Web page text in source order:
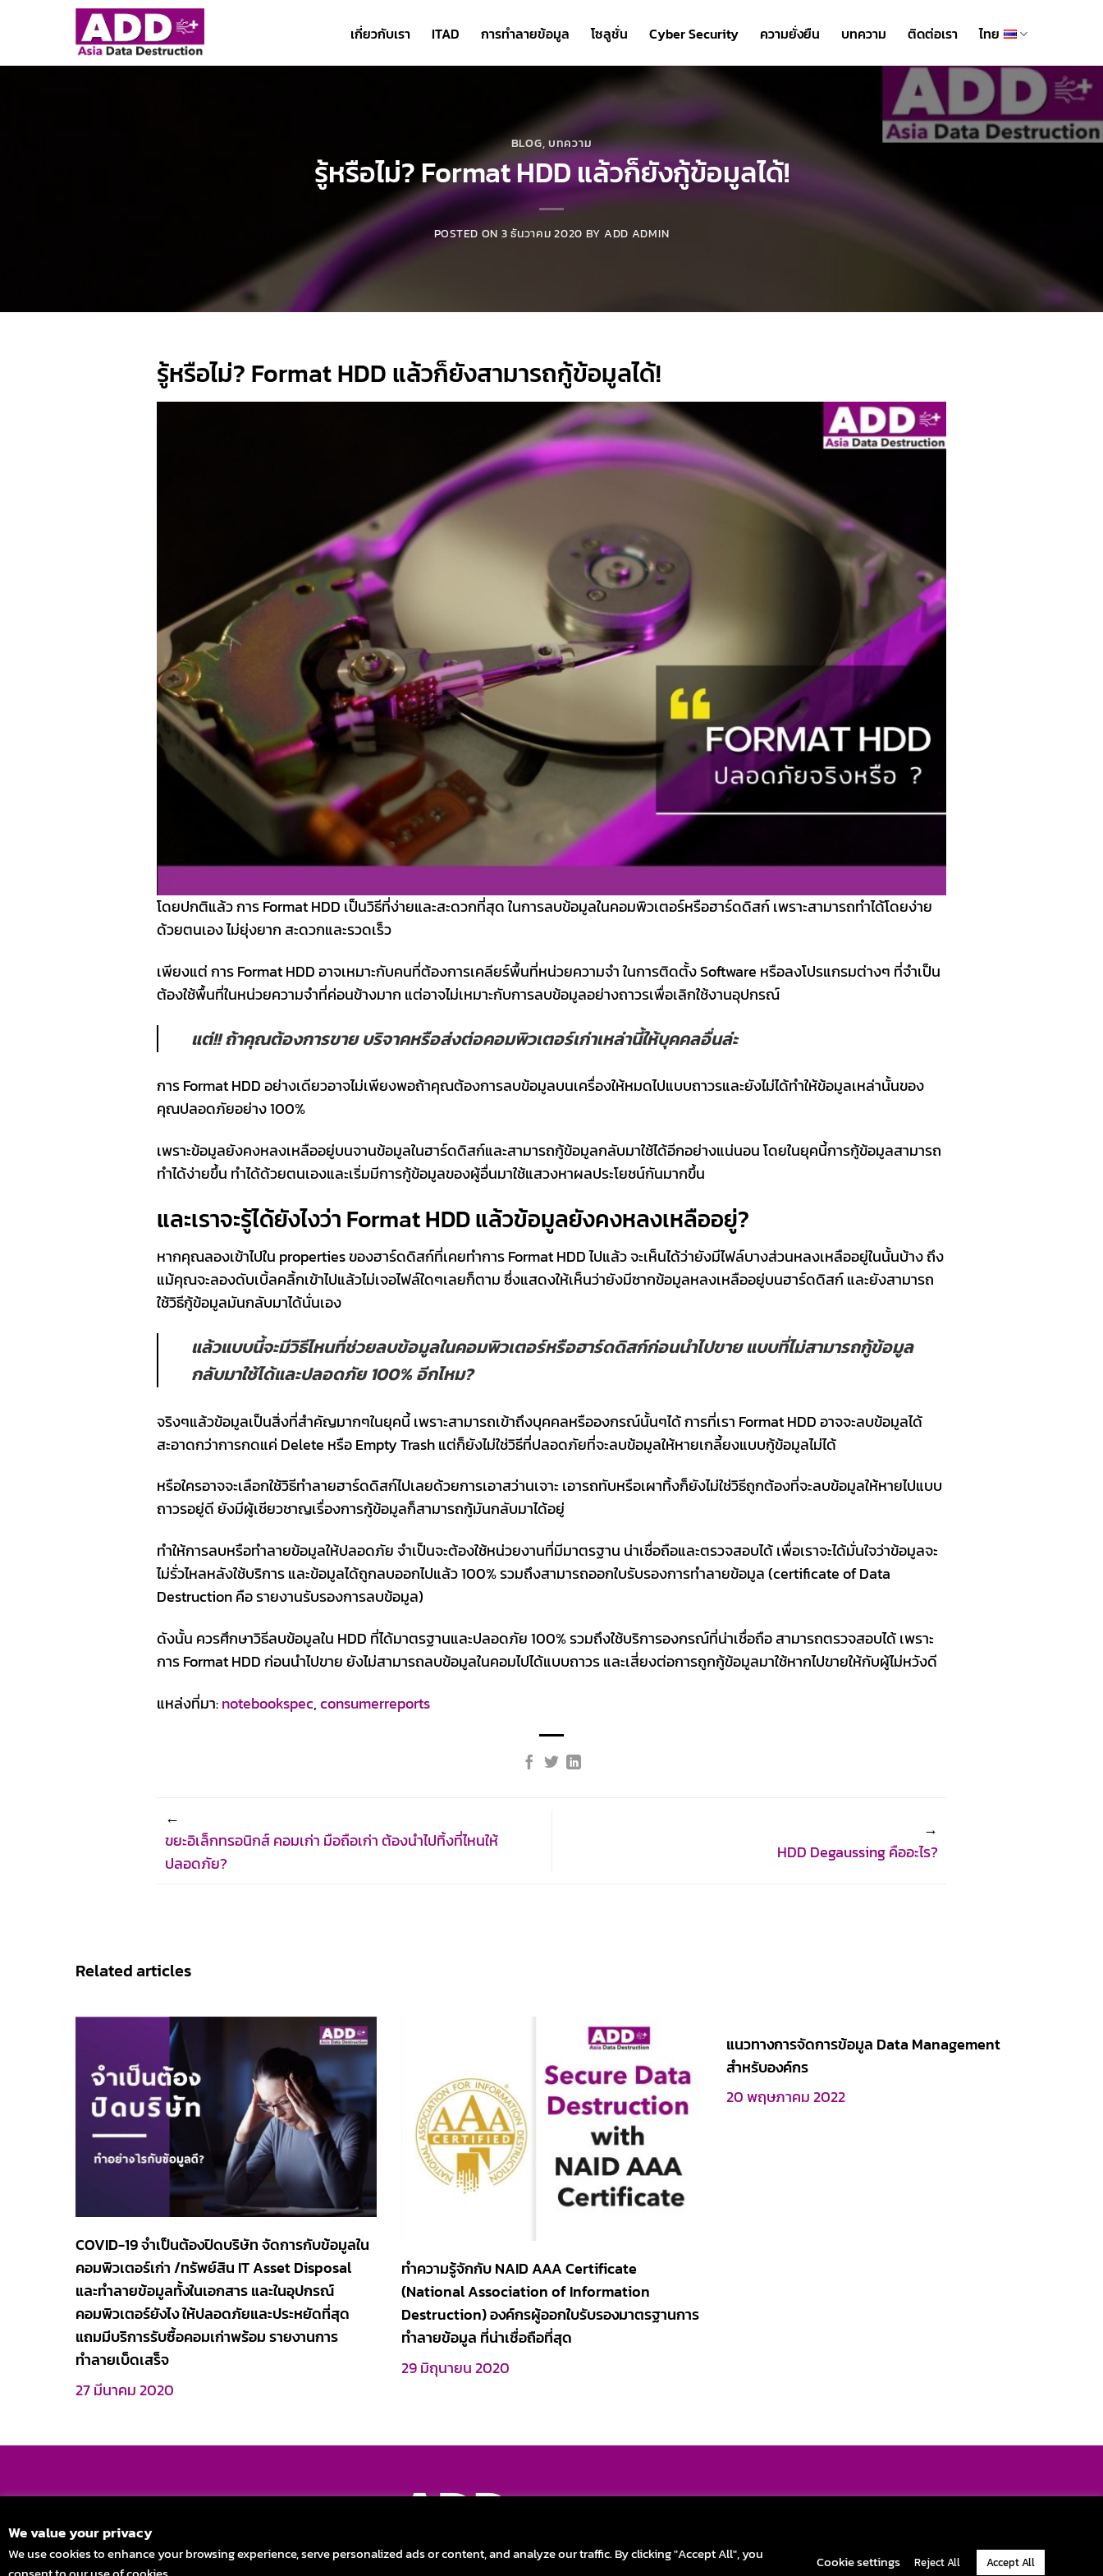
เกี่ยวกับเรา ITAD การทำลายข้อมูล โซลูชั่น Cyber Security ความยั่งยืน บทความ ติดต่อเรา ไทย
BLOG,บทความ
รู้หรือไม่? Format HDD แล้วก็ยังกู้ข้อมูลได้!
POSTED ON 3 ธันวาคม 2020 BY ADD ADMIN
รู้หรือไม่? Format HDD แล้วก็ยังสามารถกู้ข้อมูลได้!
โดยปกติแล้ว การ Format HDD เป็นวิธีที่ง่ายและสะดวกที่สุด ในการลบข้อมูลในคอมพิวเตอร์หรือฮาร์ดดิสก์ เพราะสามารถทำได้โดยง่าย
ด้วยตนเอง ไม่ยุ่งยาก สะดวกและรวดเร็ว
เพียงแต่ การ Format HDD อาจเหมาะกับคนที่ต้องการเคลียร์พื้นที่หน่วยความจำ ในการติดตั้ง Software หรือลงโปรแกรมต่างๆ ที่จำเป็น
ต้องใช้พื้นที่ในหน่วยความจำที่ค่อนข้างมาก แต่อาจไม่เหมาะกับการลบข้อมูลอย่างถาวรเพื่อเลิกใช้งานอุปกรณ์
แต่!! ถ้าคุณต้องการขาย บริจาคหรือส่งต่อคอมพิวเตอร์เก่าเหล่านี้ให้บุคคลอื่นล่ะ
การ Format HDD อย่างเดียวอาจไม่เพียงพอถ้าคุณต้องการลบข้อมูลบนเครื่องให้หมดไปแบบถาวรและยังไม่ได้ทำให้ข้อมูลเหล่านั้นของ
คุณปลอดภัยอย่าง 100%
เพราะข้อมูลยังคงหลงเหลืออยู่บนจานข้อมูลในฮาร์ดดิสก์และสามารถกู้ข้อมูลกลับมาใช้ได้อีกอย่างแน่นอน โดยในยุคนี้การกู้ข้อมูลสามารถ
ทำได้ง่ายขึ้น ทำได้ด้วยตนเองและเริ่มมีการกู้ข้อมูลของผู้อื่นมาใช้แสวงหาผลประโยชน์กันมากขึ้น
และเราจะรู้ได้ยังไงว่า Format HDD แล้วข้อมูลยังคงหลงเหลืออยู่?
หากคุณลองเข้าไปใน properties ของฮาร์ดดิสก์ที่เคยทำการ Format HDD ไปแล้ว จะเห็นได้ว่ายังมีไฟล์บางส่วนหลงเหลืออยู่ในนั้นบ้าง ถึง
แม้คุณจะลองดับเบิ้ลคลิ้กเข้าไปแล้วไม่เจอไฟล์ใดๆเลยก็ตาม ซึ่งแสดงให้เห็นว่ายังมีซากข้อมูลหลงเหลืออยู่บนฮาร์ดดิสก์ และยังสามารถ
ใช้วิธีกู้ข้อมูลมันกลับมาได้นั่นเอง
แล้วแบบนี้จะมีวิธีไหนที่ช่วยลบข้อมูลในคอมพิวเตอร์หรือฮาร์ดดิสก์ก่อนนำไปขาย แบบที่ไม่สามารถกู้ข้อมูล
กลับมาใช้ได้และปลอดภัย 100% อีกไหม?
จริงๆแล้วข้อมูลเป็นสิ่งที่สำคัญมากๆในยุคนี้ เพราะสามารถเข้าถึงบุคคลหรือองกรณ์นั้นๆได้ การที่เรา Format HDD อาจจะลบข้อมูลได้
สะอาดกว่าการกดแค่ Delete หรือ Empty Trash แต่ก็ยังไม่ใช่วิธีที่ปลอดภัยที่จะลบข้อมูลให้หายเกลี้ยงแบบกู้ข้อมูลไม่ได้
หรือใครอาจจะเลือกใช้วิธีทำลายฮาร์ดดิสก์ไปเลยด้วยการเอาสว่านเจาะ เอารถทับหรือเผาทิ้งก็ยังไม่ใช่วิธีถูกต้องที่จะลบข้อมูลให้หายไปแบบ
ถาวรอยู่ดี ยังมีผู้เชียวชาญเรื่องการกู้ข้อมูลก็สามารถกู้มันกลับมาได้อยู่
ทำให้การลบหรือทำลายข้อมูลให้ปลอดภัย จำเป็นจะต้องใช้หน่วยงานที่มีมาตรฐาน น่าเชื่อถือและตรวจสอบได้ เพื่อเราจะได้มั่นใจว่าข้อมูลจะ
ไม่รั่วไหลหลังใช้บริการ และข้อมูลได้ถูกลบออกไปแล้ว 100% รวมถึงสามารถออกใบรับรองการทำลายข้อมูล (certificate of Data
Destruction คือ รายงานรับรองการลบข้อมูล)
ดังนั้น ควรศึกษาวิธีลบข้อมูลใน HDD ที่ได้มาตรฐานและปลอดภัย 100% รวมถึงใช้บริการองกรณ์ที่น่าเชื่อถือ สามารถตรวจสอบได้ เพราะ
การ Format HDD ก่อนนำไปขาย ยังไม่สามารถลบข้อมูลในคอมไปได้แบบถาวร และเสี่ยงต่อการถูกกู้ข้อมูลมาใช้หากไปขายให้กับผู้ไม่หวังดี
แหล่งที่มา:notebookspec,consumerreports
ขยะอิเล็กทรอนิกส์ คอมเก่า มือถือเก่า ต้องนำไปทิ้งที่ไหนให้
ปลอดภัย?
HDD Degaussing คืออะไร?
Related articles
COVID-19 จำเป็นต้องปิดบริษัท จัดการกับข้อมูลใน
คอมพิวเตอร์เก่า /ทรัพย์สิน IT Asset Disposal
และทำลายข้อมูลทั้งในเอกสาร และในอุปกรณ์
คอมพิวเตอร์ยังไง ให้ปลอดภัยและประหยัดที่สุด
แถมมีบริการรับซื้อคอมเก่าพร้อม รายงานการ
ทำลายเบ็ดเสร็จ
27 มีนาคม 2020
ทำความรู้จักกับ NAID AAA Certificate
(National Association of Information
Destruction) องค์กรผู้ออกใบรับรองมาตรฐานการ
ทำลายข้อมูล ที่น่าเชื่อถือที่สุด
29 มิถุนายน 2020
แนวทางการจัดการข้อมูล Data Management
สำหรับองค์กร
20 พฤษภาคม 2022
ADD New Life to Your Technology
We value your privacy
We use cookies to enhance your browsing experience, serve personalized ads or content, and analyze our traffic. By clicking "Accept All", you
Cookie settings Reject All Accept All